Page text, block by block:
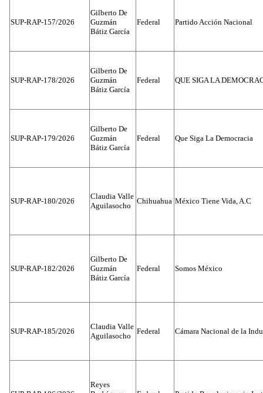
SUP-RAP-157/2026
Gilberto De
Guzmán
Bátiz García
Federal Partido Acción Nacional
SUP-RAP-178/2026
Gilberto De
Guzmán
Bátiz García
Federal QUE SIGA LA
SUP-RAP-179/2026
Gilberto De
Guzmán
Bátiz García
Federal Que Siga La Democracia
SUP-RAP-180/2026
Claudia Valle
Aguilasocho
Chihuahua México Tiene Vida, A.C
SUP-RAP-182/2026
Gilberto De
Guzmán
Bátiz García
Federal Somos México
SUP-RAP-185/2026
Claudia Valle
Aguilasocho
Federal Cámara Nacional de la
Reyes